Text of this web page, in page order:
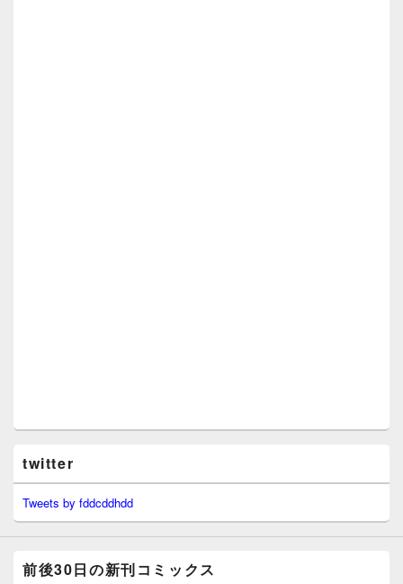
twitter
Tweets by fddcddhdd
前後30日の新刊コミックス